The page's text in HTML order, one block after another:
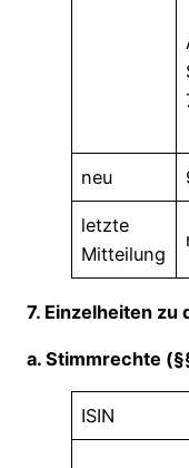
neu
letzte
Mitteilung
7. Einzelheiten
a. Stimmrechte
ISIN